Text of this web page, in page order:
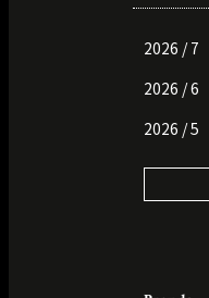
2026 / 7
2026 / 6
2026 / 5